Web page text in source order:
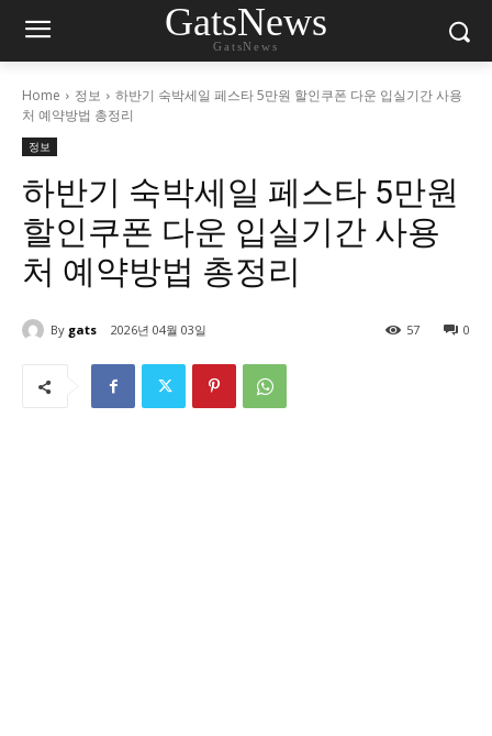
GatsNews
GatsNews
Home 정보
하반기 숙박세일 페스타 5만원 할인쿠폰 다운 입실기간 사용
처 예약방법 총정리
정보
하반기 숙박세일 페스타 5만원
할인쿠폰 다운 입실기간 사용
처 예약방법 총정리
By gats 2026년 04월 03일 0
57